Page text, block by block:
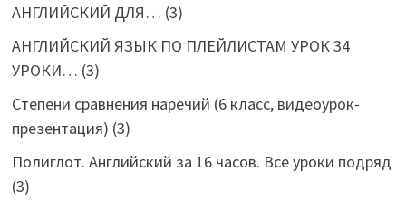
АНГЛИЙСКИЙ ДЛЯ… (3)
АНГЛИЙСКИЙ ЯЗЫК ПО ПЛЕЙЛИСТАМ УРОК 34
УРОКИ… (3)
Степени сравнения наречий (6 класс, видеоурок-
презентация) (3)
Полиглот. Английский за 16 часов. Все уроки подряд
(3)